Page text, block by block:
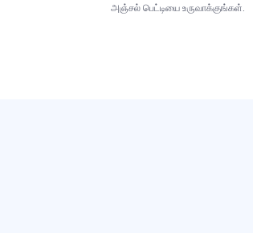
அஞ்சல் பெட்டியை உருவாக்குங்கள்.